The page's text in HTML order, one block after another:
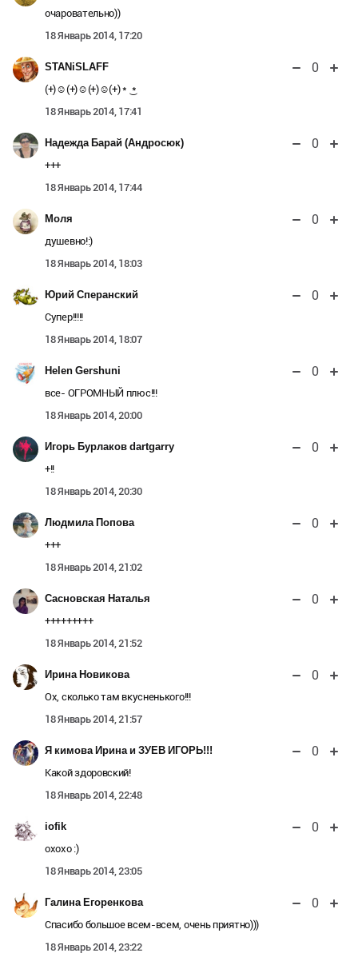
очаровательно))
18 Январь 2014, 17:20
STANiSLAFF 0
(+)☺(+)☺(+)☺(+) * ͜ *
18 Январь 2014, 17:41
Надежда Барай (Андросюк) 0
+++
18 Январь 2014, 17:44
Моля 0
душевно!:)
18 Январь 2014, 18:03
Юрий Сперанский 0
Супер!!!!!
18 Январь 2014, 18:07
Helen Gershuni 0
все- ОГРОМНЫЙ плюс!!!
18 Январь 2014, 20:00
Игорь Бурлаков dartgarry 0
+!!
18 Январь 2014, 20:30
Людмила Попова 0
+++
18 Январь 2014, 21:02
Сасновская Наталья 0
+++++++++
18 Январь 2014, 21:52
Ирина Новикова 0
Ох, сколько там вкусненького!!!
18 Январь 2014, 21:57
Я кимова Ирина и ЗУЕВ ИГОРЬ!!! 0
Какой здоровский!
18 Январь 2014, 22:48
iofik 0
охохо :)
18 Январь 2014, 23:05
Галина Егоренкова 0
Спасибо большое всем-всем, очень приятно)))
18 Январь 2014, 23:22